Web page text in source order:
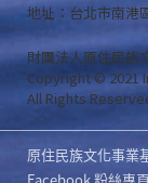
地址：台北市南港
財團法人原住民族
Copyright © 2021
All Rights
原住民族文化事業